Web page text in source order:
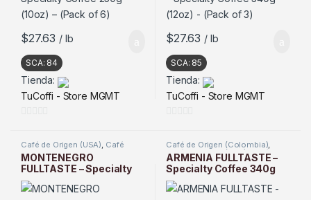
$27.63 / lb
SCA: 84
Tienda:
TuCoffi - Store MGMT
d
e
5
$27.63 / lb
SCA: 85
Tienda:
TuCoffi - Store MGMT
d
e
5
Café de Origen (USA) Café
Tostado
MONTENEGRO
FULLTASTE – Specialty
Coffee 340g (12oz) –
(Pack of 3)
Café de Origen (Colombia)
Café de Origen (USA), Café
Tostado
ARMENIA FULLTASTE –
Specialty Coffee 340g
(12oz) – (Pack of 3)